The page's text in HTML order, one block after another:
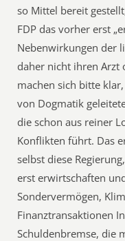
so Mittel bereit
FDP das vorher erst
Nebenwirkungen der
daher nicht ihren Arzt
machen sich bitte
von Dogmatik
die schon aus reiner
Konflikten führt. Das
selbst diese
erst erwirtschaften
Sondervermögen,
Finanztransaktionen
Schuldenbremse, die